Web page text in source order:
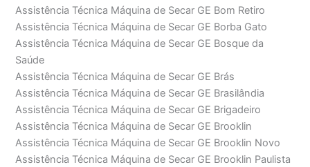
Assistência Técnica Máquina de Secar GE Bom Retiro
Assistência Técnica Máquina de Secar GE Borba Gato
Assistência Técnica Máquina de Secar GE Bosque da
Saúde
Assistência Técnica Máquina de Secar GE Brás
Assistência Técnica Máquina de Secar GE Brasilândia
Assistência Técnica Máquina de Secar GE Brigadeiro
Assistência Técnica Máquina de Secar GE Brooklin
Assistência Técnica Máquina de Secar GE Brooklin Novo
Assistência Técnica Máquina de Secar GE Brooklin Paulista